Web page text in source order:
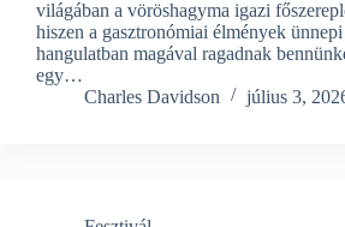
világában a vöröshagyma igazi
hiszen a gasztronómiai élmények ünnepi
hangulatban magával ragadnak
egy…
Charles Davidson
július 3,